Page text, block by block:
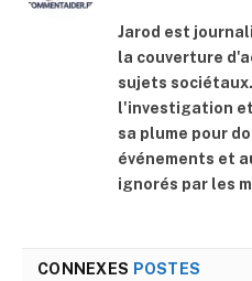
Jarod est
la couverture
sujets
l'investigation
sa plume pour
événements et
ignorés par les
CONNEXES POSTES